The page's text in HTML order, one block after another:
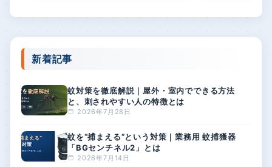
新着記事
蚊対策を徹底解説｜屋外・室内でできる方法
と、刺されやすい人の特徴とは
2026年7月28日
蚊を“捕まえる”という対策｜業務用 蚊捕獲器
「BGセンチネル2」とは
2026年7月14日